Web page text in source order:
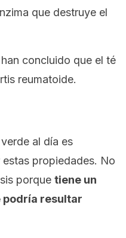
que destruye el
concluido que el té
reumatoide.
al día es
propiedades. No
porque tiene un
podría resultar